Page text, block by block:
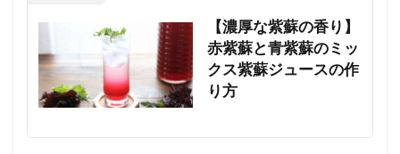
【濃厚な紫蘇の香り】
赤紫蘇と青紫蘇のミッ
クス紫蘇ジュースの作
り方